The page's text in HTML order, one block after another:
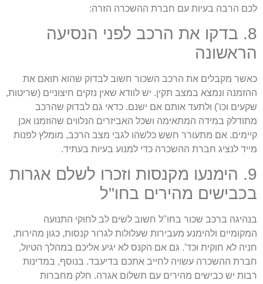
הרבה בעיות עם חברת ההשכרה הזרה:
8. בדקו את הרכב לפני הנסיעה
מקבלים את הרכב השכור חשוב לבדוק שהוא תואם את
ונמצא במצב תקין. יש לוודא שאין נזקים חיצוניים (שריטות,
וכו') ולתעד אותם אם ישנם. כדאי גם לבדוק שהרכב
במידה המתאימה ושכל האביזרים הנלווים שהוזמנו אכן
אם מתעורר חשש כלשהו לגבי מצב הרכב, מומלץ לפנות
לנציג חברת ההשכרה כדי למנוע בעיות בעתיד.
9. הימנעו מקנסות וזכרו לשלם אגרות
מהירים בחו"ל
ברכב שכור בחו"ל חשוב לשים לב לחוקי התנועה
ולהימנע מעבירות שעלולות לגרור קנסות, כגון מהירות,
לא חוקית וכד'. גם אם הקנס לא יגיע אליכם במהלך הטיול,
ההשכרה עשויה לחייב אתכם בדיעבד. בנוסף, במדינות
יש כבישים מהירים עם תשלום אגרה. חלק מחברות